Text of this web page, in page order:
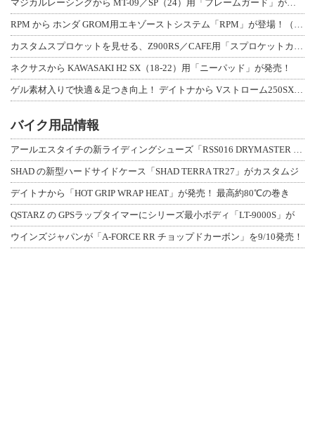
ネクサスから KAWASAKI H2 SX（18-22）用「ニーパッド」が発売！
バイク用品情報
SHAD の新型ハードサイドケース「SHAD TERRA TR27」がカスタムジ
デイトナから「HOT GRIP WRAP HEAT」が発売！ 最高約80℃の巻き
QSTARZ の GPSラップタイマーにシリーズ最小ボディ「LT-9000S」が
ウインズジャパンが「A-FORCE RR チョップドカーボン」を9/10発売！